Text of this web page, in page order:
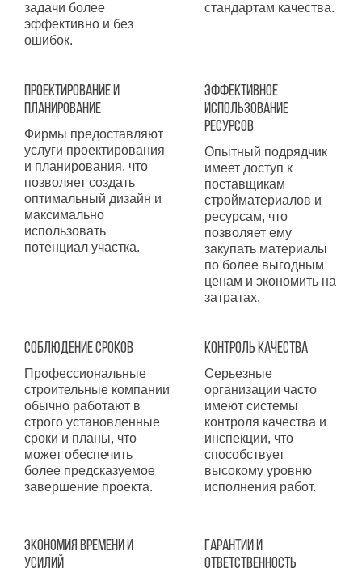
задачи более
эффективно и без
ошибок.
стандартам качества.
Проектирование и
планирование
Фирмы предоставляют
услуги проектирования
и планирования, что
позволяет создать
оптимальный дизайн и
максимально
использовать
потенциал участка.
Эффективное
использование
ресурсов
Опытный подрядчик
имеет доступ к
поставщикам
стройматериалов и
ресурсам, что
позволяет ему
закупать материалы
по более выгодным
ценам и экономить на
затратах.
Соблюдение сроков
Профессиональные
строительные компании
обычно работают в
строго установленные
сроки и планы, что
может обеспечить
более предсказуемое
завершение проекта.
Контроль качества
Серьезные
организации часто
имеют системы
контроля качества и
инспекции, что
способствует
высокому уровню
исполнения работ.
Экономия времени и
усилий
Гарантии и
ответственность